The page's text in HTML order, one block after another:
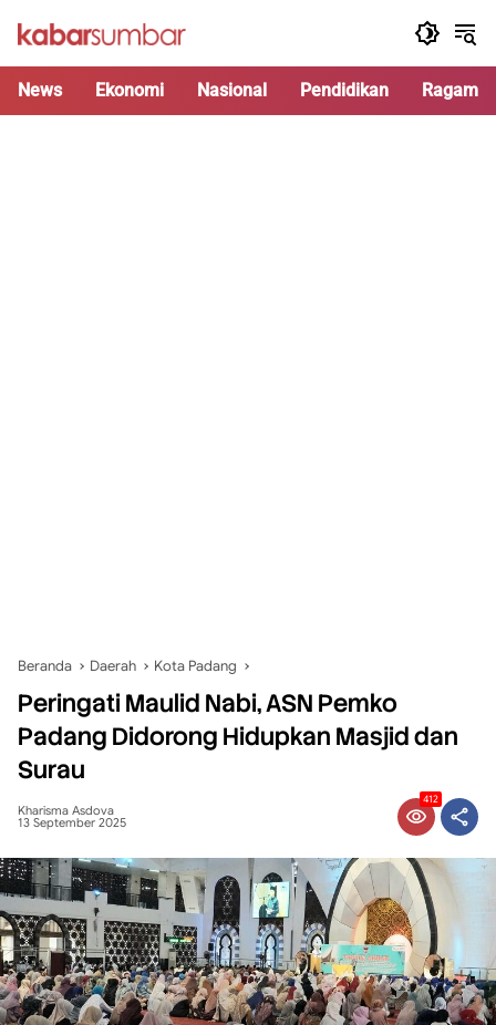
News Ekonomi Nasional Pendidikan Ragam
Beranda Daerah Kota Padang
Peringati Maulid Nabi, ASN Pemko
Padang Didorong Hidupkan Masjid dan
Surau
Kharisma Asdova
13 September 2025
412